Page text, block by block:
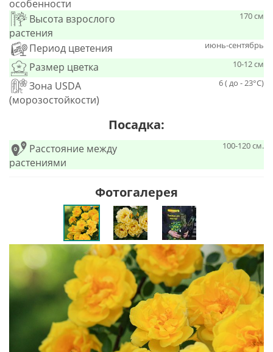
особенности
Высота взрослого
растения
170 см
Период цветения июнь-сентябрь
Размер цветка 10-12 см
Зона USDA
(морозостойкости)
6 ( до - 23°С)
Посадка:
Расстояние между
растениями
100-120 см.
Фотогалерея